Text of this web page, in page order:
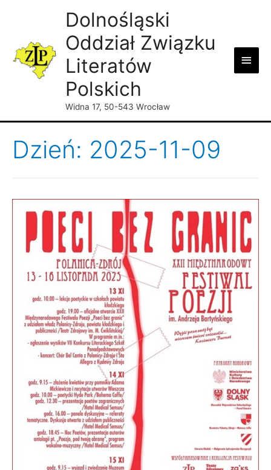
Dolnośląski
Oddział Związku
Literatów
Polskich
Widna 17, 50-543 Wrocław
Main
Dzień: 2025-11-09